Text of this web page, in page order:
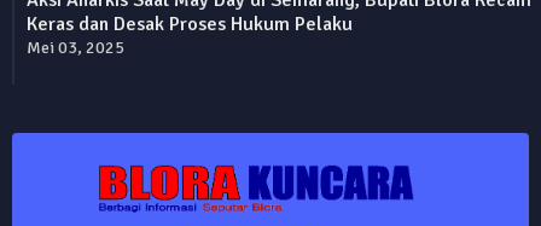
Keras dan Desak Proses Hukum Pelaku
Mei 03, 2025